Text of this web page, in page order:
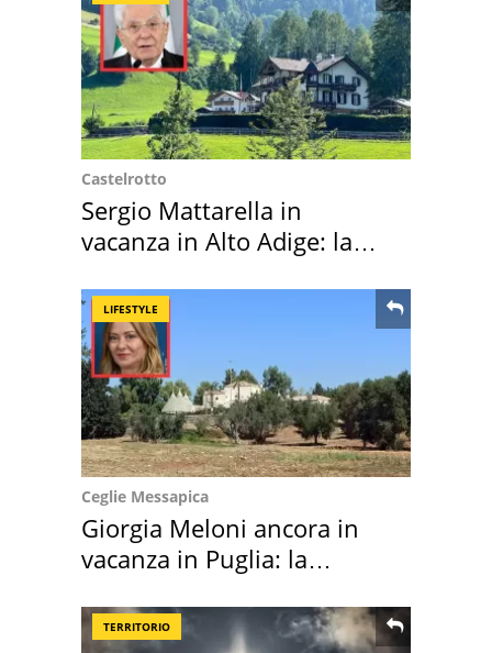
Castelrotto
Sergio Mattarella in
vacanza in Alto Adige: la
LIFESTYLE
Ceglie Messapica
Giorgia Meloni ancora in
vacanza in Puglia: la
TERRITORIO